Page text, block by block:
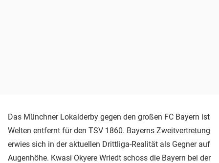
Das Münchner Lokalderby gegen den großen FC Bayern ist
Welten entfernt für den TSV 1860. Bayerns Zweitvertretung
erwies sich in der aktuellen Drittliga-Realität als Gegner auf
Augenhöhe. Kwasi Okyere Wriedt schoss die Bayern bei der